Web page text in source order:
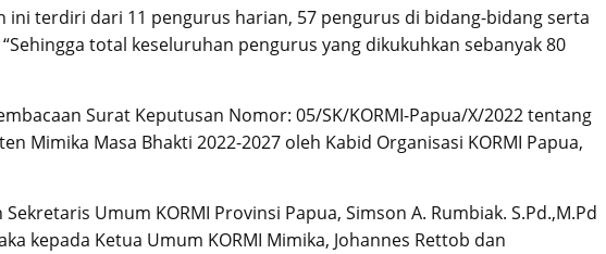
ini terdiri dari 11 pengurus harian, 57 pengurus di bidang-bidang serta
total keseluruhan pengurus yang dikukuhkan sebanyak 80
Surat Keputusan Nomor: 05/SK/KORMI-Papua/X/2022 tentang
Mimika Masa Bhakti 2022-2027 oleh Kabid Organisasi KORMI Papua,
Umum KORMI Provinsi Papua, Simson A. Rumbiak. S.Pd.,M.Pd
kepada Ketua Umum KORMI Mimika, Johannes Rettob dan